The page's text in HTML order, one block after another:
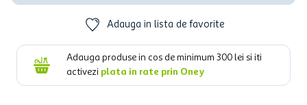
Adauga in lista de favorite
Adauga produse in cos de minimum 300 lei si iti
activezi plata in rate prin Oney